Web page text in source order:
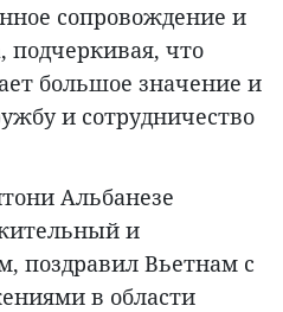
сопровождение и
подчеркивая, что
большое значение и
и сотрудничество
Альбанезе
и
поздравил Вьетнам с
в области